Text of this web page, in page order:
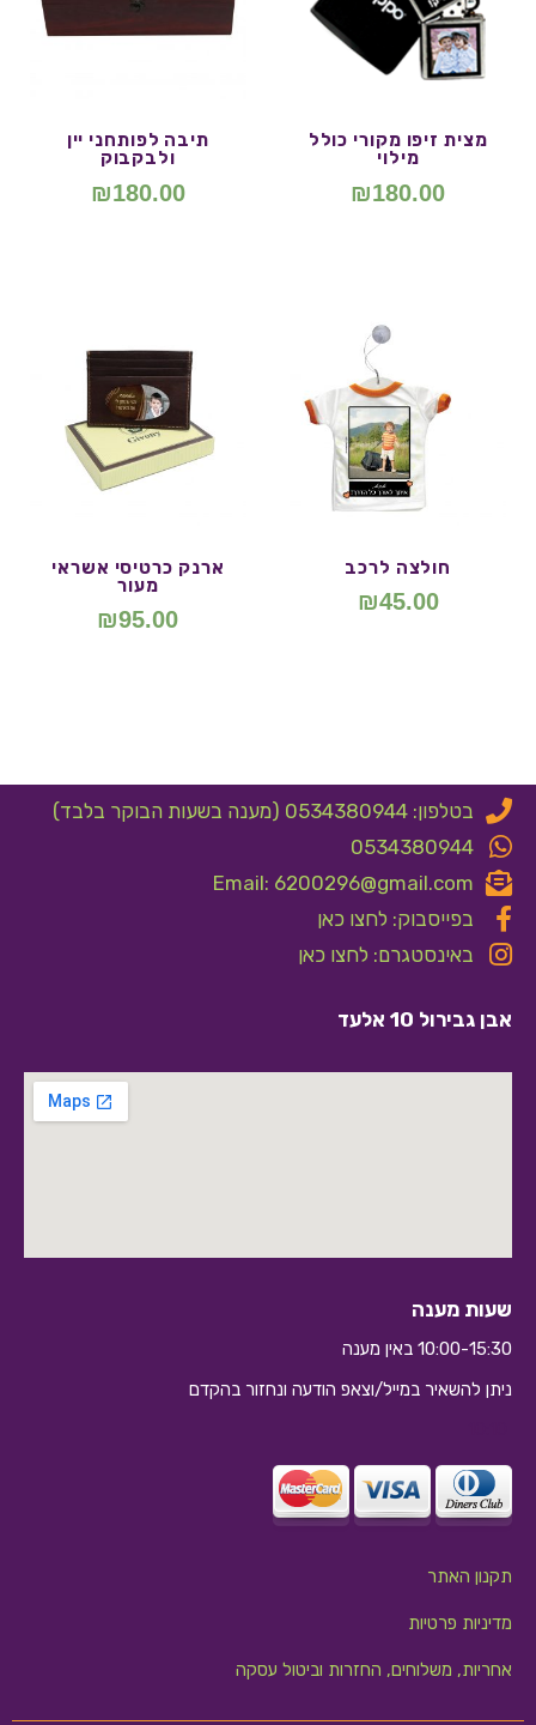
מצית זיפו מקורי כולל
מילוי
₪180.00
תיבה לפותחני יין
ולבקבוק
₪180.00
חולצה לרכב
₪45.00
ארנק כרטיסי אשראי
מעור
₪95.00
בטלפון: 0534380944 (מענה בשעות הבוקר בלבד)
0534380944
Email: 6200296@gmail.com
בפייסבוק: לחצו כאן
באינסטגרם: לחצו כאן
אבן גבירול 10 אלעד
שעות מענה
10:00-15:30 באין מענה
ניתן להשאיר במייל/וצאפ הודעה ונחזור בהקדם
תקנון האתר
מדיניות פרטיות
אחריות, משלוחים, החזרות וביטול עסקה